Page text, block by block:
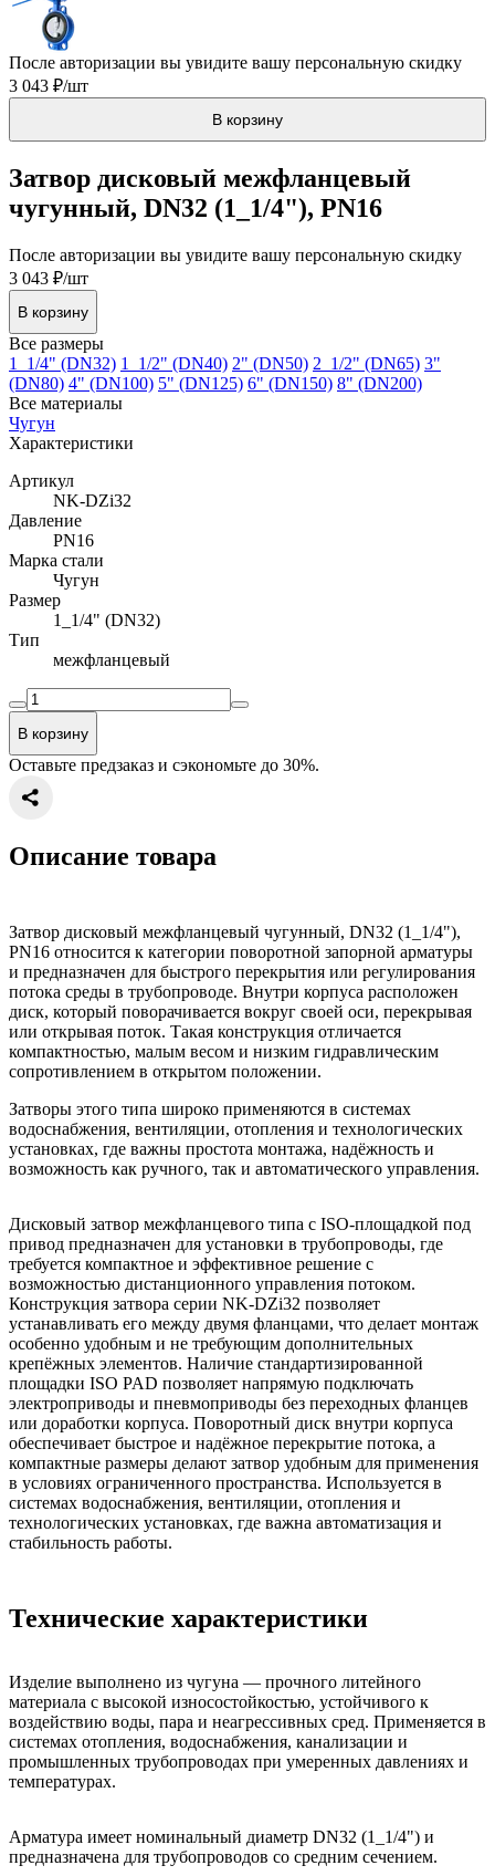
После авторизации вы увидите вашу персональную скидку
3 043 ₽/шт
В корзину
Затвор дисковый межфланцевый
чугунный, DN32 (1_1/4"), PN16
После авторизации вы увидите вашу персональную скидку
3 043 ₽/шт
В корзину
Все размеры
1_1/4" (DN32) 1_1/2" (DN40) 2" (DN50) 2_1/2" (DN65) 3"
(DN80) 4" (DN100) 5" (DN125) 6" (DN150) 8" (DN200)
Все материалы
Чугун
Характеристики
Артикул
NK-DZi32
Давление
PN16
Марка стали
Чугун
Размер
1_1/4" (DN32)
Тип
межфланцевый
В корзину
Оставьте предзаказ и сэкономьте до 30%.
Описание товара
Дисковый затвор межфланцевого типа с ISO-площадкой под
привод предназначен для установки в трубопроводы, где
требуется компактное и эффективное решение с
возможностью дистанционного управления потоком.
Конструкция затвора серии NK-DZi32 позволяет
устанавливать его между двумя фланцами, что делает монтаж
особенно удобным и не требующим дополнительных
крепёжных элементов. Наличие стандартизированной
площадки ISO PAD позволяет напрямую подключать
электроприводы и пневмоприводы без переходных фланцев
или доработки корпуса. Поворотный диск внутри корпуса
обеспечивает быстрое и надёжное перекрытие потока, а
компактные размеры делают затвор удобным для применения
в условиях ограниченного пространства. Используется в
системах водоснабжения, вентиляции, отопления и
технологических установках, где важна автоматизация и
стабильность работы.
Затвор дисковый межфланцевый чугунный, DN32 (1_1/4"),
PN16 относится к категории поворотной запорной арматуры
и предназначен для быстрого перекрытия или регулирования
потока среды в трубопроводе. Внутри корпуса расположен
диск, который поворачивается вокруг своей оси, перекрывая
или открывая поток. Такая конструкция отличается
компактностью, малым весом и низким гидравлическим
сопротивлением в открытом положении.
Затворы этого типа широко применяются в системах
водоснабжения, вентиляции, отопления и технологических
установках, где важны простота монтажа, надёжность и
возможность как ручного, так и автоматического управления.
Технические характеристики
Изделие выполнено из чугуна — прочного литейного
материала с высокой износостойкостью, устойчивого к
воздействию воды, пара и неагрессивных сред. Применяется в
системах отопления, водоснабжения, канализации и
промышленных трубопроводах при умеренных давлениях и
температурах.
Арматура имеет номинальный диаметр DN32 (1_1/4") и
предназначена для трубопроводов со средним сечением.